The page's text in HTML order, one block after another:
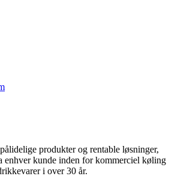
produkter og rentable løsninger,
enhver kunde inden for kommerciel køling
i over 30 år.